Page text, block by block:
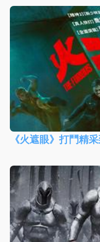
《火遮眼》打鬥精